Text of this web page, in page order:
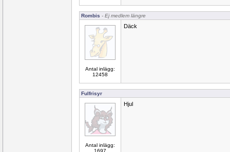
Rombis - Ej medlem längre
Antal inlägg:
12458
Däck
Fulfrisyr
Antal inlägg:
1697
Hjul